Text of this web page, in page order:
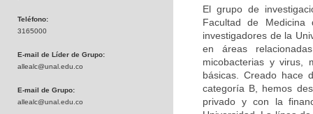
Teléfono:
3165000
E-mail de Líder de Grupo:
allealc@unal.edu.co
E-mail de Grupo:
allealc@unal.edu.co
El grupo de
Facultad de
investigadores de la
en áreas
micobacterias y virus,
básicas. Creado hace
categoría B, hemos
privado y con la